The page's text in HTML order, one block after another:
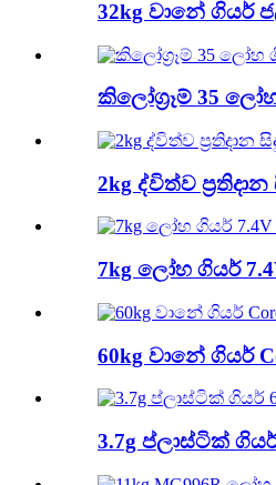
32kg වානේ ගියර්
කිලෝග්‍රෑම් 35
2kg ද්විත්ව
7kg ලෝහ ගියර්
60kg වානේ ගියර්
3.7g ප්ලාස්ටික්